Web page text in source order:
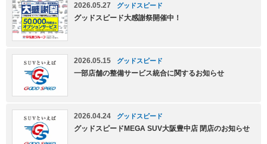
2026.05.27 グッドスピード
グッドスピード大感謝祭開催中！
2026.05.15 グッドスピード
一部店舗の整備サービス統合に関するお知らせ
2026.04.24 グッドスピード
グッドスピードMEGA SUV大阪豊中店 閉店のお知らせ